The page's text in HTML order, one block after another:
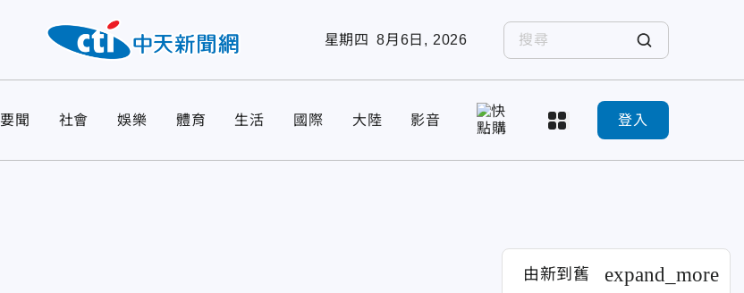
星期四 8月6日, 2026
要聞 社會 娛樂 體育 生活 國際 大陸 影音 登入
由新到舊 expand_more